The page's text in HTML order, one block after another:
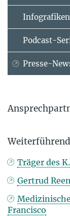
Infografiken
Podcast-
Presse-
Wissenschaftlicher
Max-Planck-
+49 221 4726-
bruening@...
Hertie
Träger des
Gertrud
Francisco